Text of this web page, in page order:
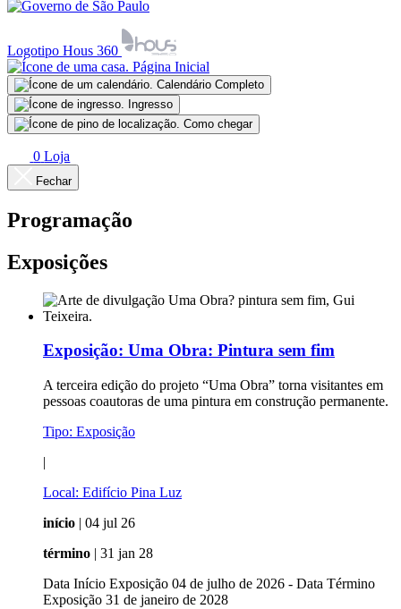
Logotipo Hous 360
Página Inicial
Calendário Completo
Ingresso
Como chegar
0 Loja
Fechar
Programação
Exposições
Exposição: Uma Obra: Pintura sem fim
A terceira edição do projeto “Uma Obra” torna visitantes em
pessoas coautoras de uma pintura em construção permanente.
Tipo: Exposição
|
Local: Edifício Pina Luz
início | 04 jul 26
término | 31 jan 28
Data Início Exposição 04 de julho de 2026 - Data Término
Exposição 31 de janeiro de 2028